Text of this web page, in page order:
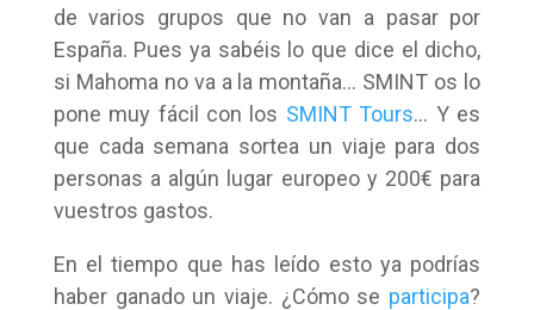
de varios grupos que no van a pasar por
España. Pues ya sabéis lo que dice el dicho,
si Mahoma no va a la montaña… SMINT os lo
pone muy fácil con los SMINT Tours… Y es
que cada semana sortea un viaje para dos
personas a algún lugar europeo y 200€ para
vuestros gastos.
En el tiempo que has leído esto ya podrías
haber ganado un viaje. ¿Cómo se participa?